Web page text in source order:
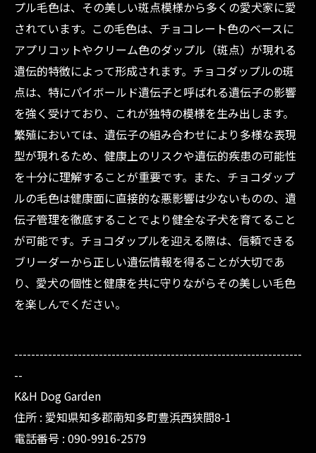
プル毛色は、その美しい斑点模様から多くの愛犬家に愛
されています。この毛色は、チョコレート色のベースに
アプリコットやクリーム色のダップル（斑点）が現れる
遺伝的特徴によって形成されます。チョコダップルの斑
点は、特にパイボールド遺伝子と呼ばれる遺伝子の影響
を強く受けており、これが独特の模様を生み出します。
繁殖においては、遺伝子の組み合わせにより多様な表現
型が現れるため、健康上のリスクや遺伝的疾患の可能性
を十分に理解することが重要です。また、チョコダップ
ルの毛色は健康面に直接的な悪影響は少ないものの、遺
伝子管理を徹底することでより健全な子犬を育てること
が可能です。チョコダップルを迎える際は、信頼できる
ブリーダーから正しい遺伝情報を得ることが大切であ
り、愛犬の個性と健康を共に守りながらその美しい毛色
を楽しんでください。
--------------------------------------------------------------------
--
K&H Dog Garden
住所 : 愛知県知多郡南知多町豊浜西狭間8-1
電話番号 : 090-9916-2579